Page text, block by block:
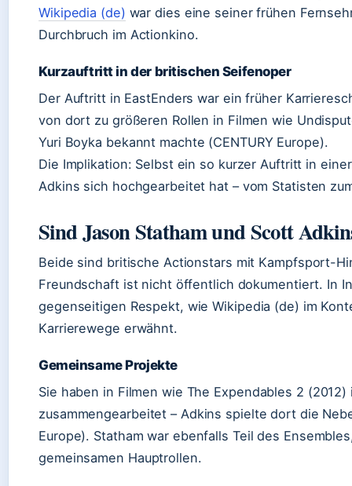
Wikipedia (de) war dies eine seiner frühen
Durchbruch im Actionkino.
Kurzauftritt in der britischen Seifenoper
Der Auftritt in EastEnders war ein früher
von dort zu größeren Rollen in Filmen wie
Yuri Boyka bekannt machte (CENTURY Europe).
Die Implikation: Selbst ein so kurzer Auftritt in
Adkins sich hochgearbeitet hat – vom Statisten
Sind Jason Statham und Scott
Beide sind britische Actionstars mit Kampfsport-
Freundschaft ist nicht öffentlich dokumentiert. In
gegenseitigen Respekt, wie Wikipedia (de) im
Karrierewege erwähnt.
Gemeinsame Projekte
Sie haben in Filmen wie The Expendables 2
zusammengearbeitet – Adkins spielte dort die
Europe). Statham war ebenfalls Teil des
gemeinsamen Hauptrollen.